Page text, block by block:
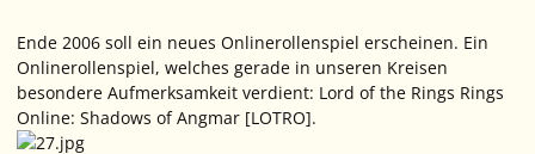
Ende 2006 soll ein neues Onlinerollenspiel erscheinen. Ein
Onlinerollenspiel, welches gerade in unseren Kreisen
besondere Aufmerksamkeit verdient: Lord of the Rings Rings
Online: Shadows of Angmar [LOTRO].